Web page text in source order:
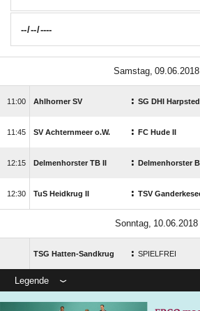
 
 Ahlhorner SV : SG DHI
 SV Achternmeer o.W. : FC Hude II
 Delmenhorster TB II : Delmenhorster
 TuS Heidkrug II : TSV
 
TSG Hatten-Sandkrug : SPIELFREI
Legende